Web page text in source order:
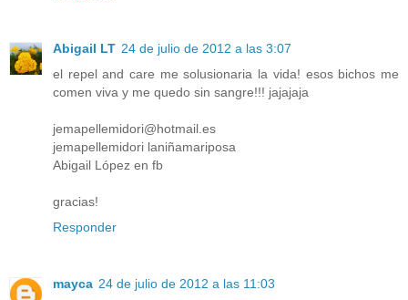
Abigail LT 24 de julio de 2012 a las 3:07
el repel and care me solusionaria la vida! esos bichos me
comen viva y me quedo sin sangre!!! jajajaja
jemapellemidori@hotmail.es
jemapellemidori laniñamariposa
Abigail López en fb
gracias!
Responder
mayca 24 de julio de 2012 a las 11:03